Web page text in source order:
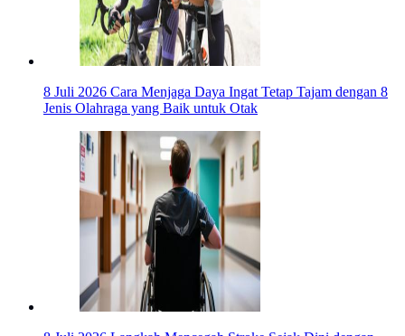
8 Juli 2026 Cara Menjaga Daya Ingat Tetap Tajam dengan 8
Jenis Olahraga yang Baik untuk Otak